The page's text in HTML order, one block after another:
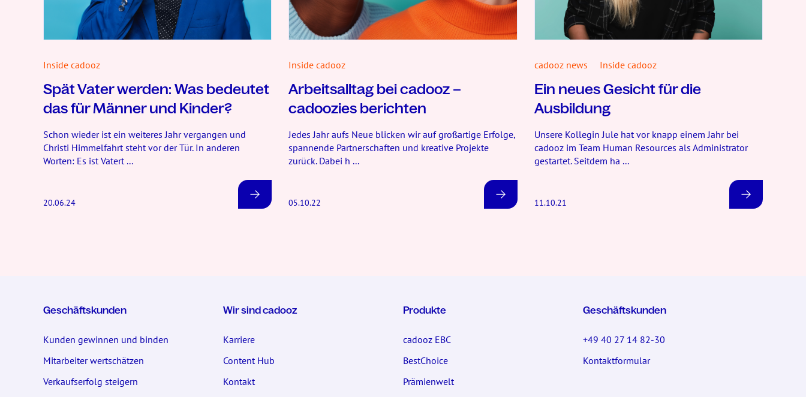
Inside cadooz
Spät Vater werden: Was bedeutet
das für Männer und Kinder?
Schon wieder ist ein weiteres Jahr vergangen und
Christi Himmelfahrt steht vor der Tür. In anderen
Worten: Es ist Vatert ...
20.06.24
Inside cadooz
Arbeitsalltag bei cadooz –
cadoozies berichten
Jedes Jahr aufs Neue blicken wir auf großartige Erfolge,
spannende Partnerschaften und kreative Projekte
zurück. Dabei h ...
05.10.22
cadooz news Inside cadooz
Ein neues Gesicht für die
Ausbildung
Unsere Kollegin Jule hat vor knapp einem Jahr bei
cadooz im Team Human Resources als Administrator
gestartet. Seitdem ha ...
11.10.21
Geschäftskunden
Kunden gewinnen und binden
Mitarbeiter wertschätzen
Verkaufserfolg steigern
Wir sind cadooz
Karriere
Content Hub
Kontakt
Produkte
cadooz EBC
BestChoice
Prämienwelt
Geschäftskunden
+49 40 27 14 82-30
Kontaktformular